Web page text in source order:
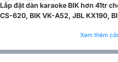
Lắp đặt dàn karaoke BIK hơn 41tr
CS-620, BIK VK-A52, JBL KX190,
Xem thêm